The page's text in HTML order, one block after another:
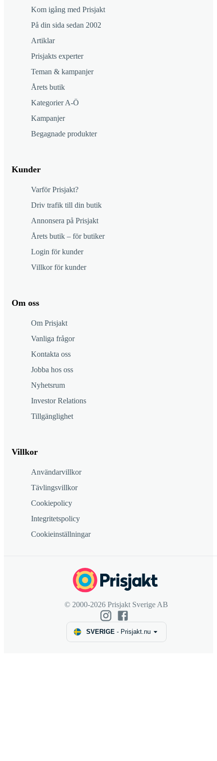
Kom igång med Prisjakt
På din sida sedan 2002
Artiklar
Prisjakts experter
Teman & kampanjer
Årets butik
Kategorier A-Ö
Kampanjer
Begagnade produkter
Kunder
Varför Prisjakt?
Driv trafik till din butik
Annonsera på Prisjakt
Årets butik – för butiker
Login för kunder
Villkor för kunder
Om oss
Om Prisjakt
Vanliga frågor
Kontakta oss
Jobba hos oss
Nyhetsrum
Investor Relations
Tillgänglighet
Villkor
Användarvillkor
Tävlingsvillkor
Cookiepolicy
Integritetspolicy
Cookieinställningar
© 2000-2026 Prisjakt Sverige AB
SVERIGE- Prisjakt.nu